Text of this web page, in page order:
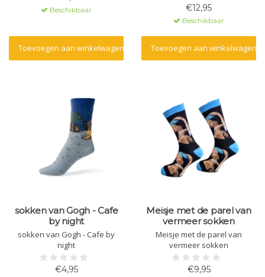
Beschikbaar
Toevoegen aan winkelwagen
€12,95
Beschikbaar
Toevoegen aan winkelwagen
sokken van Gogh - Cafe
by night
sokken van Gogh - Cafe by
night
€4,95
Meisje met de parel van
vermeer sokken
Meisje met de parel van
vermeer sokken
€9,95